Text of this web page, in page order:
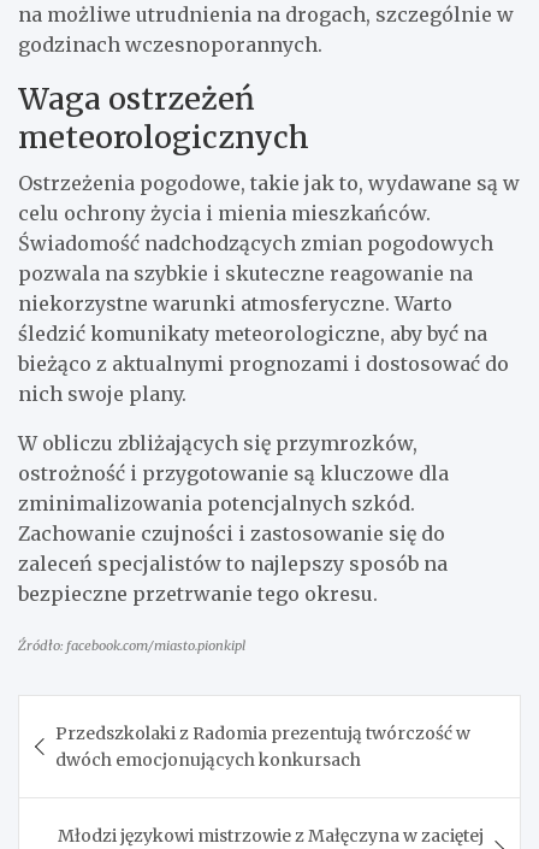
na możliwe utrudnienia na drogach, szczególnie w
godzinach wczesnoporannych.
Waga ostrzeżeń
meteorologicznych
Ostrzeżenia pogodowe, takie jak to, wydawane są w
celu ochrony życia i mienia mieszkańców.
Świadomość nadchodzących zmian pogodowych
pozwala na szybkie i skuteczne reagowanie na
niekorzystne warunki atmosferyczne. Warto
śledzić komunikaty meteorologiczne, aby być na
bieżąco z aktualnymi prognozami i dostosować do
nich swoje plany.
W obliczu zbliżających się przymrozków,
ostrożność i przygotowanie są kluczowe dla
zminimalizowania potencjalnych szkód.
Zachowanie czujności i zastosowanie się do
zaleceń specjalistów to najlepszy sposób na
bezpieczne przetrwanie tego okresu.
Źródło: facebook.com/miasto.pionkipl
wpisu
Przedszkolaki z Radomia prezentują twórczość w
dwóch emocjonujących konkursach
Młodzi językowi mistrzowie z Małęczyna w zaciętej